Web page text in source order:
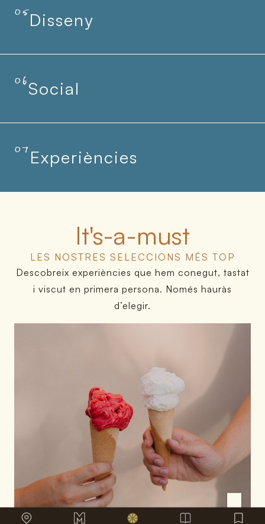
05Disseny
06Social
07Experiències
It's-a-must
LES NOSTRES SELECCIONS MÉS TOP
Descobreix experiències que hem conegut, tastat
i viscut en primera persona. Només hauràs
d’elegir.